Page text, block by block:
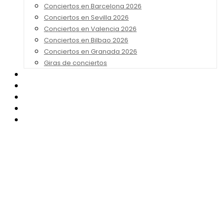
Conciertos en Barcelona 2026
Conciertos en Sevilla 2026
Conciertos en Valencia 2026
Conciertos en Bilbao 2026
Conciertos en Granada 2026
Giras de conciertos